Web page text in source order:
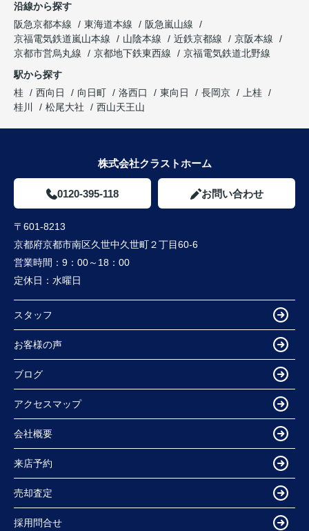
沿線から探す
阪急京都本線
東海道本線
阪急嵐山線
京福電気鉄道嵐山本線
山陰本線 近鉄京都線
京阪本線
京都市営烏丸線
京都地下鉄東西線
京福電気鉄道北野線
駅から探す
桂
西向日 向日町 洛西口 東向日 長岡京
上桂
桂川
松尾大社 西山天王山
株式会社クラストホーム
0120-395-118 お問い合わせ
〒601-8213
京都府京都市南区久世中久世町２丁目60-6
営業時間： 9：00～18：00
定休日： 水曜日
スタッフ
お客様の声
ブログ
アクセスマップ
会社概要
来店予約
売却査定
採用問合せ